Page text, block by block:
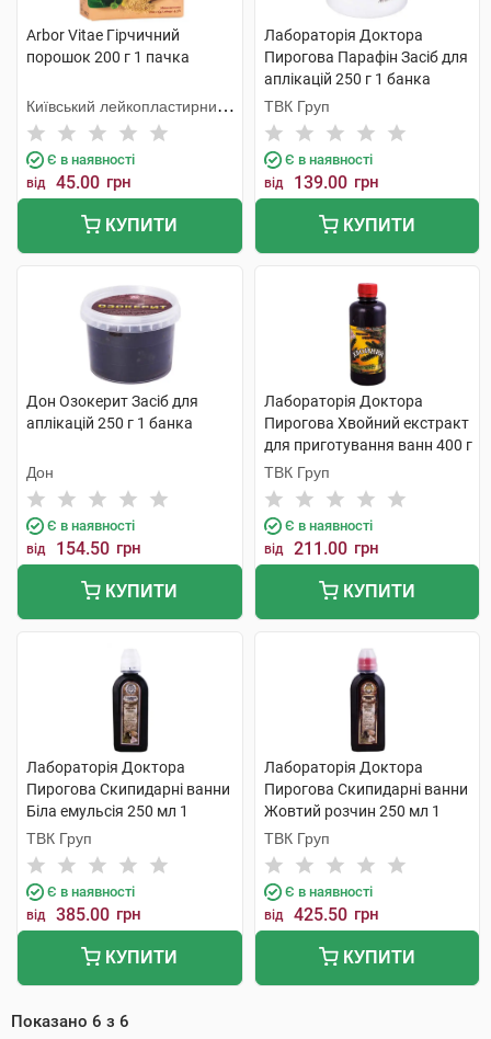
Arbor Vitae Гірчичний
порошок 200 г 1 пачка
Київський лейкопластирний
завод Сарепта
Є в наявності
від 45.00 грн
КУПИТИ
Лабораторія Доктора
Пирогова Парафін Засіб для
аплікацій 250 г 1 банка
ТВК Груп
Є в наявності
від 139.00 грн
КУПИТИ
Дон Озокерит Засіб для
аплікацій 250 г 1 банка
Дон
Є в наявності
від 154.50 грн
КУПИТИ
Лабораторія Доктора
Пирогова Хвойний екстракт
для приготування ванн 400 г
1 флакон
ТВК Груп
Є в наявності
від 211.00 грн
КУПИТИ
Лабораторія Доктора
Пирогова Скипидарні ванни
Біла емульсія 250 мл 1
флакон
ТВК Груп
Є в наявності
від 385.00 грн
КУПИТИ
Лабораторія Доктора
Пирогова Скипидарні ванни
Жовтий розчин 250 мл 1
флакон
ТВК Груп
Є в наявності
від 425.50 грн
КУПИТИ
Показано 6 з 6